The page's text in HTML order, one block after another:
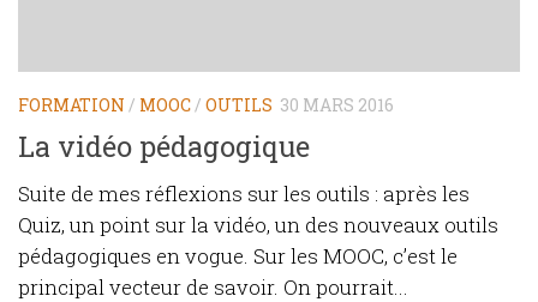
FORMATION / MOOC / OUTILS 30 MARS 2016
La vidéo pédagogique
Suite de mes réflexions sur les outils : après les
Quiz, un point sur la vidéo, un des nouveaux outils
pédagogiques en vogue. Sur les MOOC, c’est le
principal vecteur de savoir. On pourrait...